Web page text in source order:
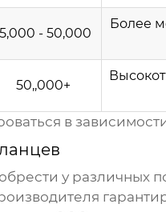
- 50,000
Более
50,,000+
в
у различных